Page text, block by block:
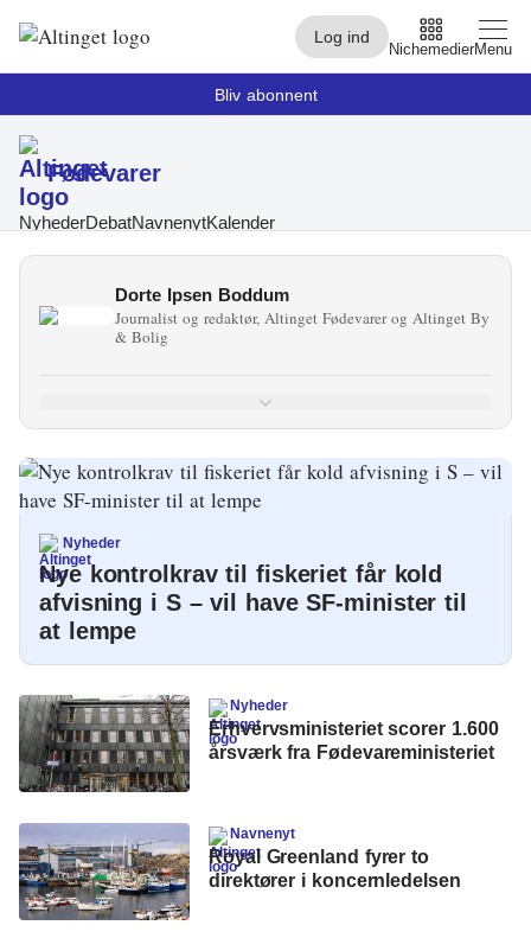
Log ind
Nichemedier
Arbejdsmarked
Arktis
Børn
Digital
Energi og Forsyning
Erhverv
Etik og Tro
EU
Fonde
Forskning
Forsvar og Beredskab
Fødevarer
Menu
Bliv abonnent
Fødevarer
NyhederDebatNavnenytKalender
Dorte Ipsen Boddum
Journalist og redaktør, Altinget Fødevarer og Altinget By
& Bolig
Nyheder
Nye kontrolkrav til fiskeriet får kold
afvisning i S – vil have SF-minister til
at lempe
Nyheder
Erhvervsministeriet scorer 1.600
årsværk fra Fødevareministeriet
Navnenyt
Royal Greenland fyrer to
direktører i koncernledelsen